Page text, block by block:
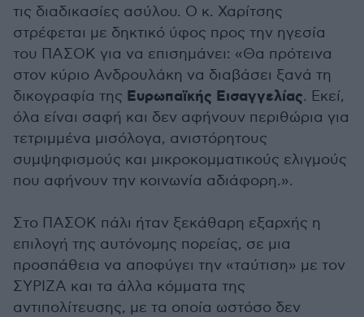
τις διαδικασίες ασύλου. Ο κ. Χαρίτσης
στρέφεται με δηκτικό ύφος προς την ηγεσία
του ΠΑΣΟΚ για να επισημάνει: «Θα πρότεινα
στον κύριο Ανδρουλάκη να διαβάσει ξανά τη
δικογραφία της Ευρωπαϊκής Εισαγγελίας. Εκεί,
όλα είναι σαφή και δεν αφήνουν περιθώρια για
τετριμμένα μισόλογα, ανιστόρητους
συμψηφισμούς και μικροκομματικούς ελιγμούς
που αφήνουν την κοινωνία αδιάφορη.».
Στο ΠΑΣΟΚ πάλι ήταν ξεκάθαρη εξαρχής η
επιλογή της αυτόνομης πορείας, σε μια
προσπάθεια να αποφύγει την «ταύτιση» με τον
ΣΥΡΙΖΑ και τα άλλα κόμματα της
αντιπολίτευσης, με τα οποία ωστόσο δεν